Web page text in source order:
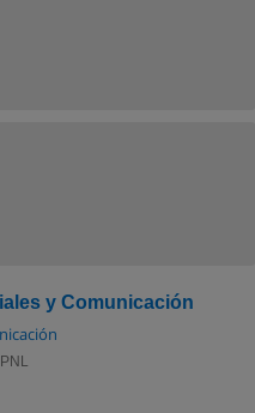
y Comunicación